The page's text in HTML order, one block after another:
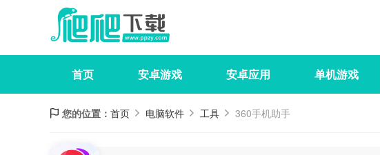
首页 安卓游戏 安卓应用 单机游戏
您的位置： 首页 电脑软件 工具 360手机助手